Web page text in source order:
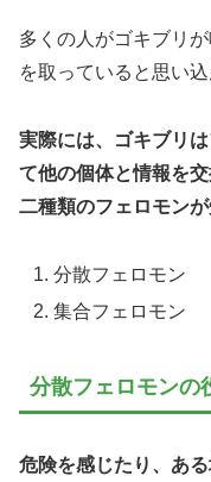
多くの人がゴキブリ
を取っていると思い
実際には、ゴキブリ
て他の個体と情報を
二種類のフェロモンが
分散フェロモン
集合フェロモン
分散フェロモンの
危険を感じたり、あ